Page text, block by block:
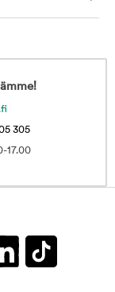
305
17.00